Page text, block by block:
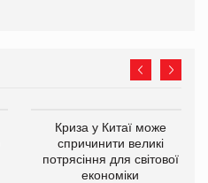
Криза у Китаї може
спричинити великі
потрясіння для світової
економіки